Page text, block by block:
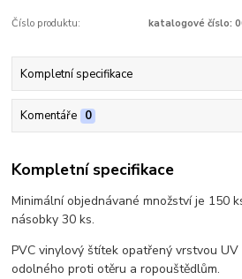
Číslo produktu: katalogové číslo:
Kompletní specifikace
Komentáře 0
Kompletní specifikace
Minimální objednávané množství je 150
násobky 30 ks.
PVC vinylový štítek opatřený vrstvou
odolného proti otěru a ropouštědlům.